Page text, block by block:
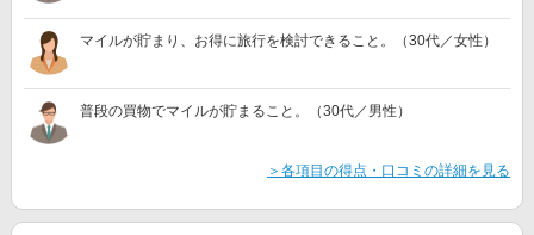
マイルが貯まり、お得に旅行を検討できること。（30代／女性）
普段の買物でマイルが貯まること。（30代／男性）
＞各項目の得点・口コミの詳細を見る